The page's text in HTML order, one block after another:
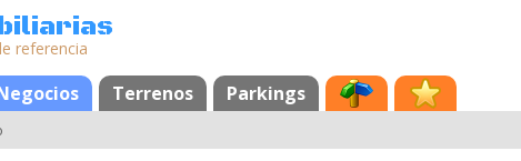
referencia
Terrenos Parkings